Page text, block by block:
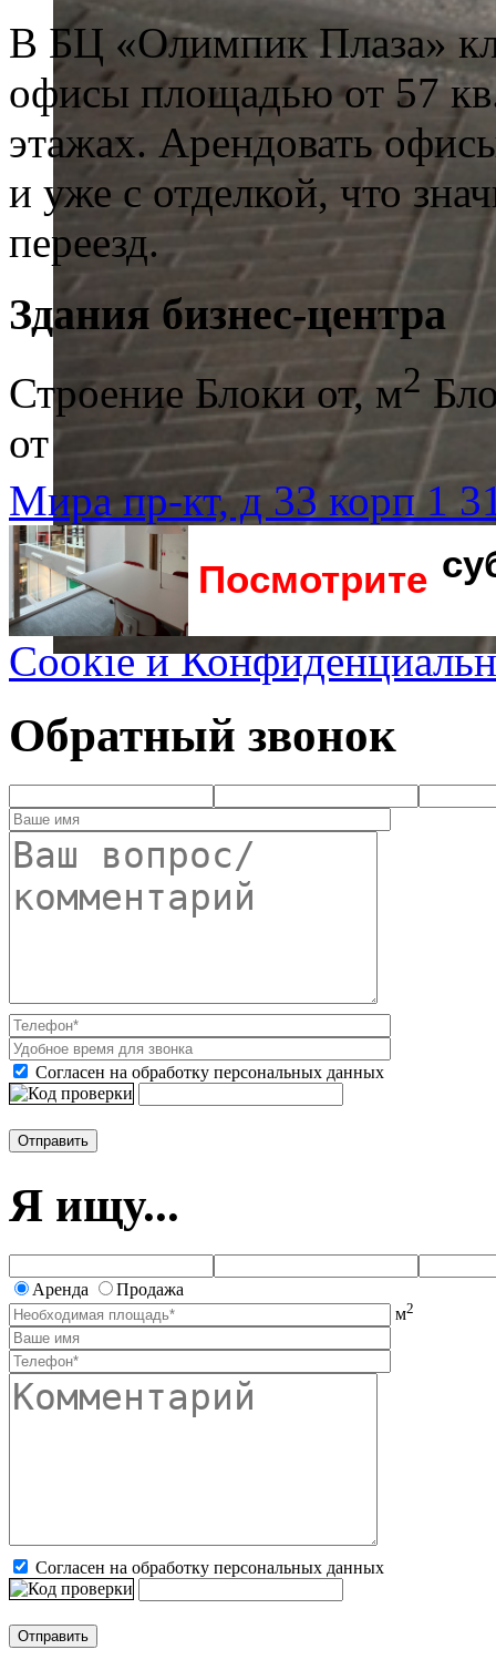
В БЦ «Олимпик Плаза»
офисы площадью от 57
этажах. Арендовать
и уже с отделкой, что
переезд.
Здания бизнес-центра
Строение Блоки от, м2
от
Мира пр-кт, д 33 корп 1
Посмотрите
Cookie и
Обратный звонок
Согласен на обработку персональных данных
Я ищу...
Аренда
Продажа
м2
Согласен на обработку персональных данных